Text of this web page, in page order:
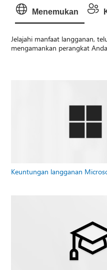
Menemukan
Jelajahi manfaat langganan,
mengamankan perangkat
Keuntungan langganan